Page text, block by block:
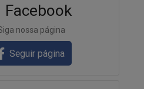
Facebook
nossa página
Seguir página